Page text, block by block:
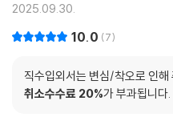
2025.09.30.
10.0 7
직수입외서는 변심/착오로 인해
취소수수료 20%가 부과됩니다.